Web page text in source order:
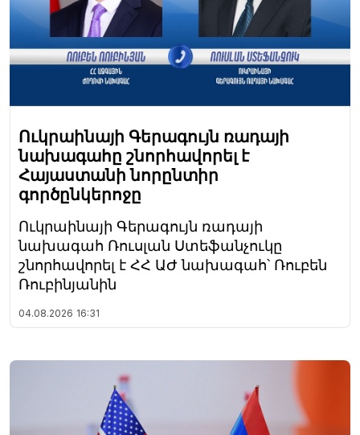
Ուկրաինայի Գերագույն ռադայի
նախագահը շնորհավորել է
Հայաստանի նորընտիր
գործընկերոջը
Ուկրաինայի Գերագույն ռադայի
նախագահ Ռուսլան Ստեֆանչուկը
շնորհավորել է ՀՀ ԱԺ նախագահ՝ Ռուբեն
Ռուբինյանին
04.08.2026 16:31